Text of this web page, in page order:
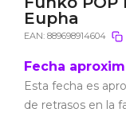
Eupha
EAN: 889698914604
Fecha
Esta fecha es
de retrasos en la